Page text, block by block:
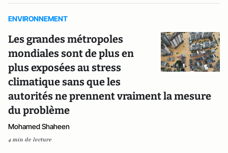
ENVIRONNEMENT
Les grandes métropoles
mondiales sont de plus en
plus exposées au stress
climatique sans que les
autorités ne prennent vraiment la mesure
du problème
Mohamed Shaheen
4 min de lecture